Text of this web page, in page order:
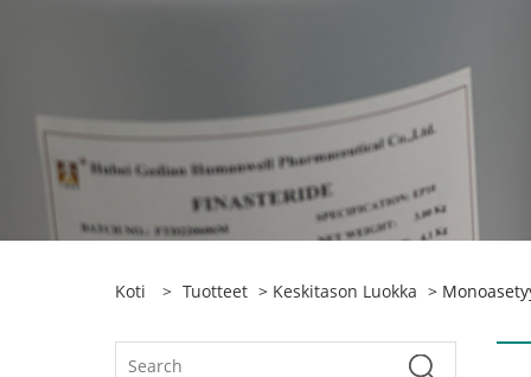
Koti > Tuotteet > Keskitason Luokka >